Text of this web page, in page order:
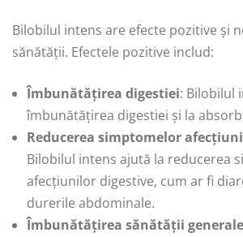
Bilobilul intens are efecte pozitive și
sănătății. Efectele pozitive includ:
Îmbunătățirea digestiei: Bilobilul
îmbunătățirea digestiei și la
Reducerea simptomelor
Bilobilul intens ajută la reducerea
afecțiunilor digestive, cum ar fi
durerile abdominale.
Îmbunătățirea sănătății generale